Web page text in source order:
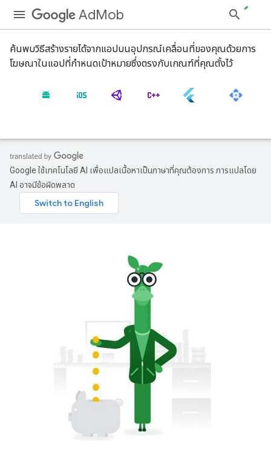
AdMob
ค้นพบวิธีสร้างรายได้จากแอปบนอุปกรณ์เคลื่อนที่ของคุณด้วยการ
โฆษณาในแอปที่กำหนดเป้าหมายซึ่งตรงกับเกณฑ์ที่คุณตั้งไว้
Google ใช้เทคโนโลยี AI เพื่อแปลเนื้อหาเป็นภาษาที่คุณต้องการ การแปลโดย
AI อาจมีข้อผิดพลาด